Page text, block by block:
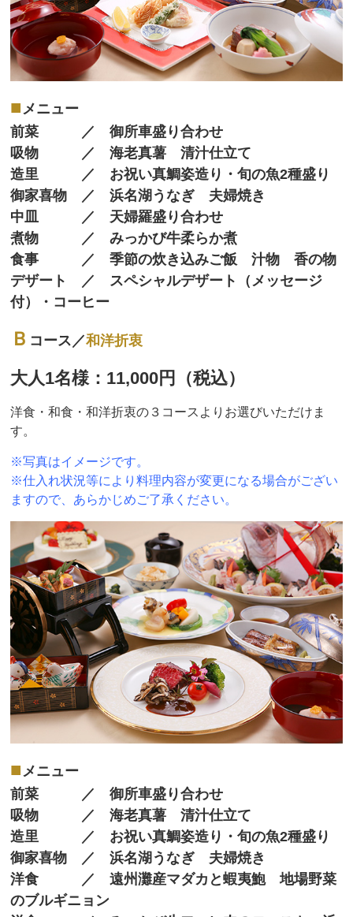
■メニュー
前菜 ／ 御所車盛り合わせ
吸物 ／ 海老真薯 清汁仕立て
造里 ／ お祝い真鯛姿造り・旬の魚2種盛り
御家喜物 ／ 浜名湖うなぎ 夫婦焼き
中皿 ／ 天婦羅盛り合わせ
煮物 ／ みっかび牛柔らか煮
食事 ／ 季節の炊き込みご飯 汁物 香の物
デザート ／ スペシャルデザート（メッセージ
付）・コーヒー
Ｂ コース／和洋折衷
大人1名様：11,000円（税込）
洋食・和食・和洋折衷の３コースよりお選びいただけま
す。
※写真はイメージです。
※仕入れ状況等により料理内容が変更になる場合がござい
ますので、あらかじめご了承ください。
■ メニュー
前菜 ／ 御所車盛り合わせ
吸物 ／ 海老真薯 清汁仕立て
造里 ／ お祝い真鯛姿造り・旬の魚2種盛り
御家喜物 ／ 浜名湖うなぎ 夫婦焼き
洋食 ／ 遠州灘産マダカと蝦夷鮑 地場野菜
のブルギニョン